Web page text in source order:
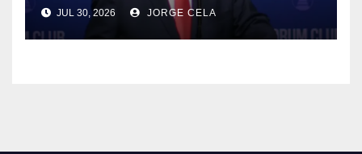
JUL 30, 2026 JORGE CELA